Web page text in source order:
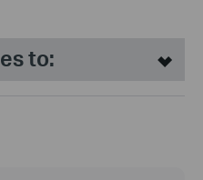
to: